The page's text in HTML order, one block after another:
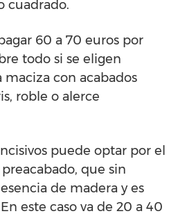
cuadrado.
60 a 70 euros por
todo si se eligen
con acabados
roble o alerce
puede optar por el
que sin
de madera y es
este caso va de 20 a 40